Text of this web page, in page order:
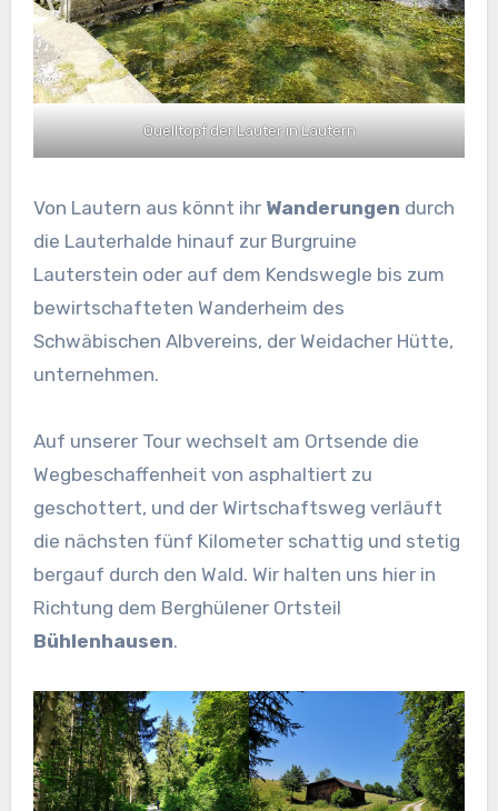
Quelltopf der Lauter in Lautern
Von Lautern aus könnt ihr Wanderungen durch
die Lauterhalde hinauf zur Burgruine
Lauterstein oder auf dem Kendswegle bis zum
bewirtschafteten Wanderheim des
Schwäbischen Albvereins, der Weidacher Hütte,
unternehmen.
Auf unserer Tour wechselt am Ortsende die
Wegbeschaffenheit von asphaltiert zu
geschottert, und der Wirtschaftsweg verläuft
die nächsten fünf Kilometer schattig und stetig
bergauf durch den Wald. Wir halten uns hier in
Richtung dem Berghülener Ortsteil
Bühlenhausen.